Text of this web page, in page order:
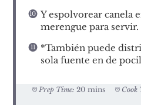
Y espolvorear canela
merengue para servir.
*También puede
sola fuente en de
Prep Time: 20 mins Cook